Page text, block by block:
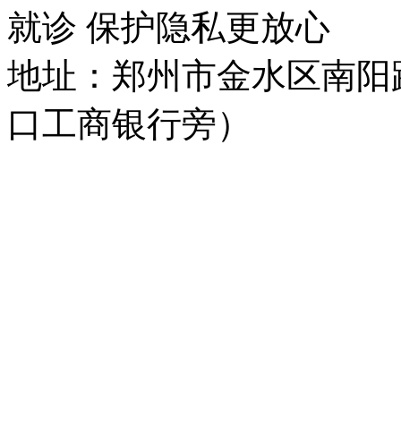
就诊 保护隐私更放心
地址：郑州市金水区南
口工商银行旁）